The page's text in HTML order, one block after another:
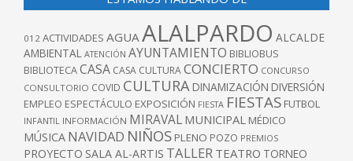
012 ACTIVIDADES AGUA ALALPARDO ALCALDE
AMBIENTAL ATENCIÓN AYUNTAMIENTO BIBLIOBUS
BIBLIOTECACASA CASA CULTURACONCIERTO CONCURSO
CONSULTORIO COVID CULTURA DINAMIZACIÓN DIVERSIÓN
EMPLEO ESPECTÁCULO EXPOSICIÓN FIESTA FIESTAS FUTBOL
INFANTIL INFORMACIÓN MIRAVAL MUNICIPAL MÉDICO
MÚSICA NAVIDAD NIÑOS PLENO POZO PREMIOS
PROYECTO SALA AL-ARTIS TALLER TEATRO TORNEO